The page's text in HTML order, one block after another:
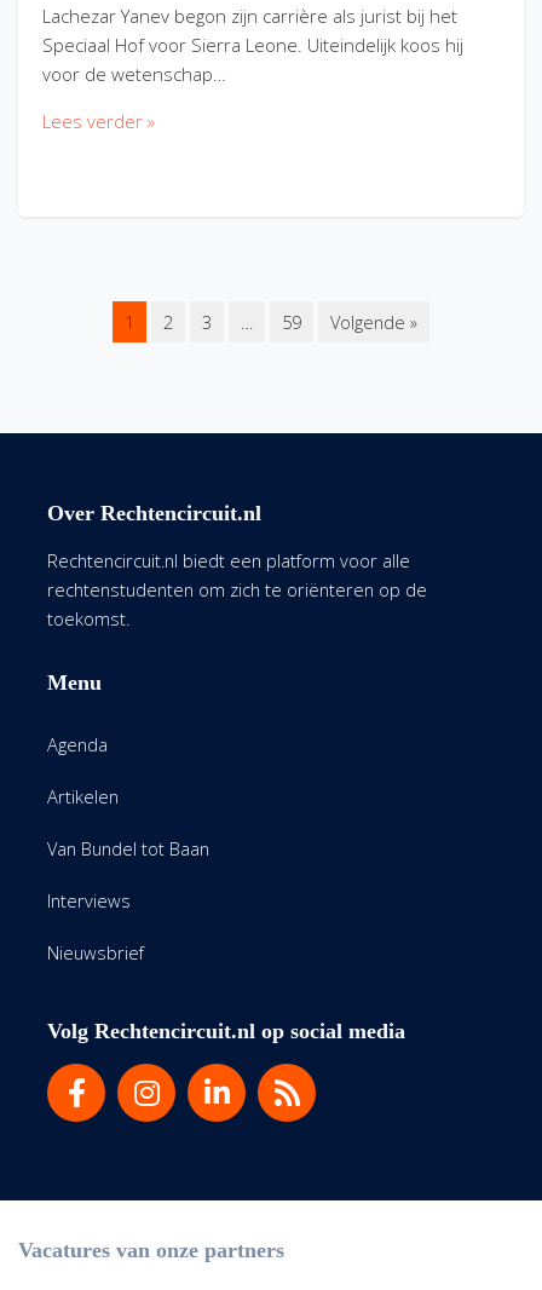
Lachezar Yanev begon zijn carrière als jurist bij het
Speciaal Hof voor Sierra Leone. Uiteindelijk koos hij
voor de wetenschap…
Lees verder »
1 2 3 … 59 Volgende »
Over Rechtencircuit.nl
Rechtencircuit.nl biedt een platform voor alle
rechtenstudenten om zich te oriënteren op de
toekomst.
Menu
Agenda
Artikelen
Van Bundel tot Baan
Interviews
Nieuwsbrief
Volg Rechtencircuit.nl op social media
Vacatures van onze partners